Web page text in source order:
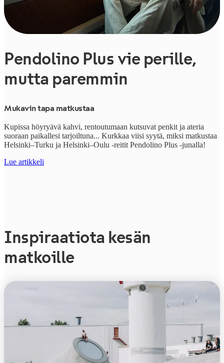
Pendolino Plus vie perille,
mutta paremmin
Mukavin tapa matkustaa
Kupissa höyryävä kahvi, rentoutumaan kutsuvat penkit ja ateria
suoraan paikallesi tarjoiltuna... Kurkkaa viisi syytä, miksi matkustaa
Helsinki–Turku ja Helsinki–Oulu -reitit Pendolino Plus -junalla!
Lue artikkeli
Inspiraatiota kesän
matkoille